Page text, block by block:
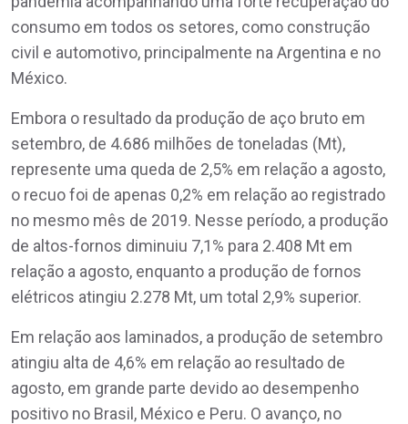
consumo em todos os setores, como construção
civil e automotivo, principalmente na Argentina e no
México.
Embora o resultado da produção de aço bruto em
setembro, de 4.686 milhões de toneladas (Mt),
represente uma queda de 2,5% em relação a agosto,
o recuo foi de apenas 0,2% em relação ao registrado
no mesmo mês de 2019. Nesse período, a produção
de altos-fornos diminuiu 7,1% para 2.408 Mt em
relação a agosto, enquanto a produção de fornos
elétricos atingiu 2.278 Mt, um total 2,9% superior.
Em relação aos laminados, a produção de setembro
atingiu alta de 4,6% em relação ao resultado de
agosto, em grande parte devido ao desempenho
positivo no Brasil, México e Peru. O avanço, no